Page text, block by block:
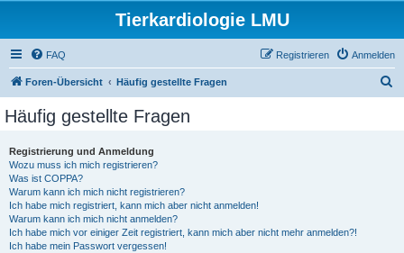
Tierkardiologie LMU
FAQ Anmelden
Registrieren
Foren-Übersicht Häufig gestellte Fragen
Häufig gestellte Fragen
Registrierung und Anmeldung
Wozu muss ich mich registrieren?
Was ist COPPA?
Warum kann ich mich nicht registrieren?
Ich habe mich registriert, kann mich aber nicht anmelden!
Warum kann ich mich nicht anmelden?
Ich habe mich vor einiger Zeit registriert, kann mich aber nicht mehr anmelden?!
Ich habe mein Passwort vergessen!